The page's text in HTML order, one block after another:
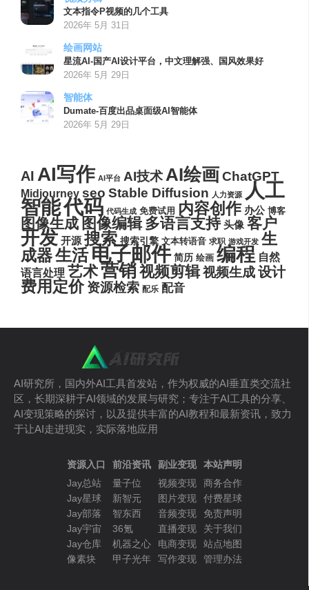
文本指令P视频的几个工具
2026年 5月 31日
绘画网站
星流AI-国产AI设计平台，中文理解强、国风效果好
2026年 5月 29日
智能体
Dumate-百度出品桌面级AI智能体
2026年 5月 29日
AI AI写作 AI平台 AI技术AI绘画ChatGPT
Midjourney seo Stable Diffusion 人力资源 人工
智能代码 代码生成 免费试用 内容创作 办公 博客
图像生成 图像编辑 多语言支持 头像 客户
开发 开源 搜索 搜索引擎 文本转语音 求职 游戏开发 生
成器生活电子邮件 简历 绘画 编程 自然
语言处理 艺术营销视频剪辑视频生成设计
费用定价 资源检索 配乐 配音
AI研究所，国内外AI工具首发站，作为权威的AI垂直类交流社
区，长期深耕于AI领域的发展与研究；专注于AI工具的分享、
AI变现策略的探讨，以及提供丰富的AI教程和最新资讯，致力
于让AI走进现实，实际落地应用
资源入口
Jay总站
Jay星球
Jay部落
Jay宇宙
Jay仓库
像素块
前沿资讯
量子位
新智元
智东西
36氪
机器之心
甲子光年
副业变现
视频变现
图片变现
音频变现
直播变现
电商变现
写作变现
本站声明
商务合作
付费星球
免责声明
关于我们
站点地图
管理办法